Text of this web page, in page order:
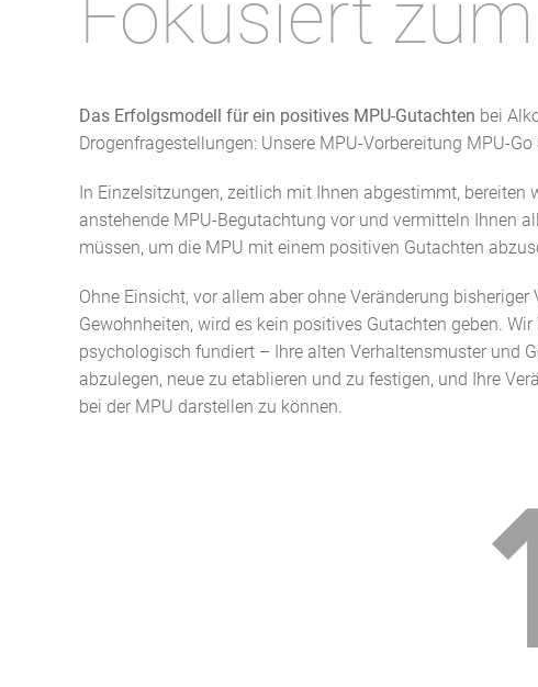
Fokusiert
Das Erfolgsmodell für ein positives MPU-Gutachten bei
Drogenfragestellungen: Unsere MPU-Vorbereitung MPU-Go
In Einzelsitzungen, zeitlich mit Ihnen abgestimmt, bereiten
anstehende MPU-Begutachtung vor und vermitteln Ihnen
müssen, um die MPU mit einem positiven Gutachten
Ohne Einsicht, vor allem aber ohne Veränderung
Gewohnheiten, wird es kein positives Gutachten geben.
psychologisch fundiert – Ihre alten Verhaltensmuster und
abzulegen, neue zu etablieren und zu festigen, und Ihre
bei der MPU darstellen zu können.